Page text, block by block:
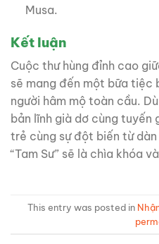
Musa.
Kết luận
Cuộc thư hùng đỉnh cao
sẽ mang đến một bữa tiệc
người hâm mộ toàn cầu.
bản lĩnh già dơ cùng tuyến
trẻ cùng sự đột biến từ
“Tam Sư” sẽ là chìa khóa
This entry was posted in